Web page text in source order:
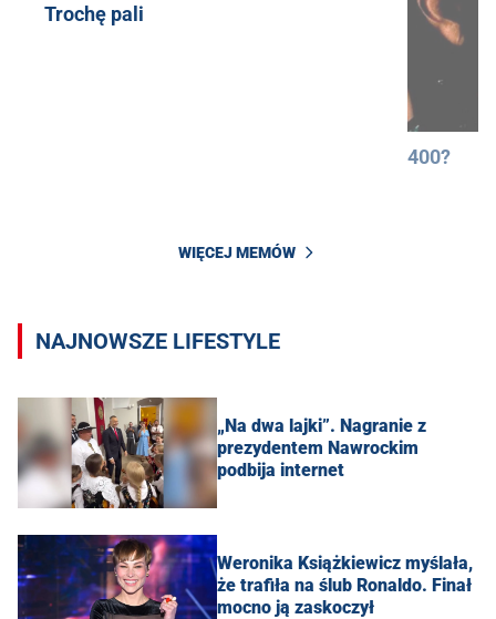
Trochę pali
400?
WIĘCEJ MEMÓW
NAJNOWSZE LIFESTYLE
„Na dwa lajki”. Nagranie z
prezydentem Nawrockim
podbija internet
Weronika Książkiewicz myślała,
że trafiła na ślub Ronaldo. Finał
mocno ją zaskoczył